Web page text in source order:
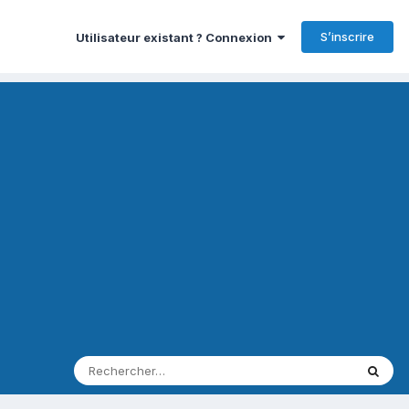
Utilisateur existant ? Connexion S’inscrire